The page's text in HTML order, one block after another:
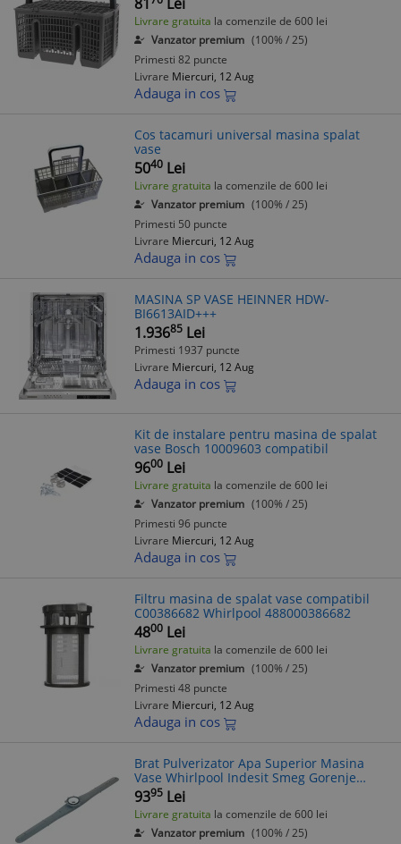
Livrare gratuita la comenzile de 600 lei
Vanzator premium (100% / 25)
Primesti 82 puncte
Livrare Miercuri, 12 Aug
Adauga in cos
Cos tacamuri universal masina spalat
vase
5040 Lei
Livrare gratuita la comenzile de 600 lei
Vanzator premium (100% / 25)
Primesti 50 puncte
Livrare Miercuri, 12 Aug
Adauga in cos
MASINA SP VASE HEINNER HDW-
BI6613AID+++
1.93685 Lei
Primesti 1937 puncte
Livrare Miercuri, 12 Aug
Adauga in cos
Kit de instalare pentru masina de spalat
vase Bosch 10009603 compatibil
9600 Lei
Livrare gratuita la comenzile de 600 lei
Vanzator premium (100% / 25)
Primesti 96 puncte
Livrare Miercuri, 12 Aug
Adauga in cos
Filtru masina de spalat vase compatibil
C00386682 Whirlpool 488000386682
4800 Lei
Livrare gratuita la comenzile de 600 lei
Vanzator premium (100% / 25)
Primesti 48 puncte
Livrare Miercuri, 12 Aug
Adauga in cos
Brat Pulverizator Apa Superior Masina
Vase Whirlpool Indesit Smeg Gorenje
Mora K&uuml;ppersbusch Teka Franke
Amica Bauknecht Ariston EBD
9395 Lei
Livrare gratuita la comenzile de 600 lei
Vanzator premium (100% / 25)